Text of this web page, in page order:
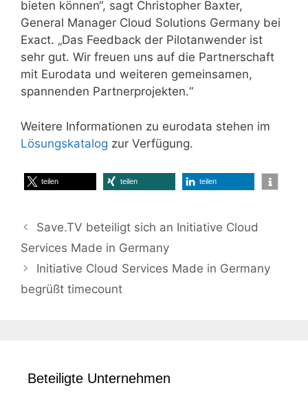
bieten können“, sagt Christopher Baxter,
General Manager Cloud Solutions Germany bei
Exact. „Das Feedback der Pilotanwender ist
sehr gut. Wir freuen uns auf die Partnerschaft
mit Eurodata und weiteren gemeinsamen,
spannenden Partnerprojekten.“
Weitere Informationen zu eurodata stehen im
Lösungskatalog zur Verfügung.
teilen teilen teilen
Save.TV beteiligt sich an Initiative Cloud
Services Made in Germany
Initiative Cloud Services Made in Germany
begrüßt timecount
Beteiligte Unternehmen